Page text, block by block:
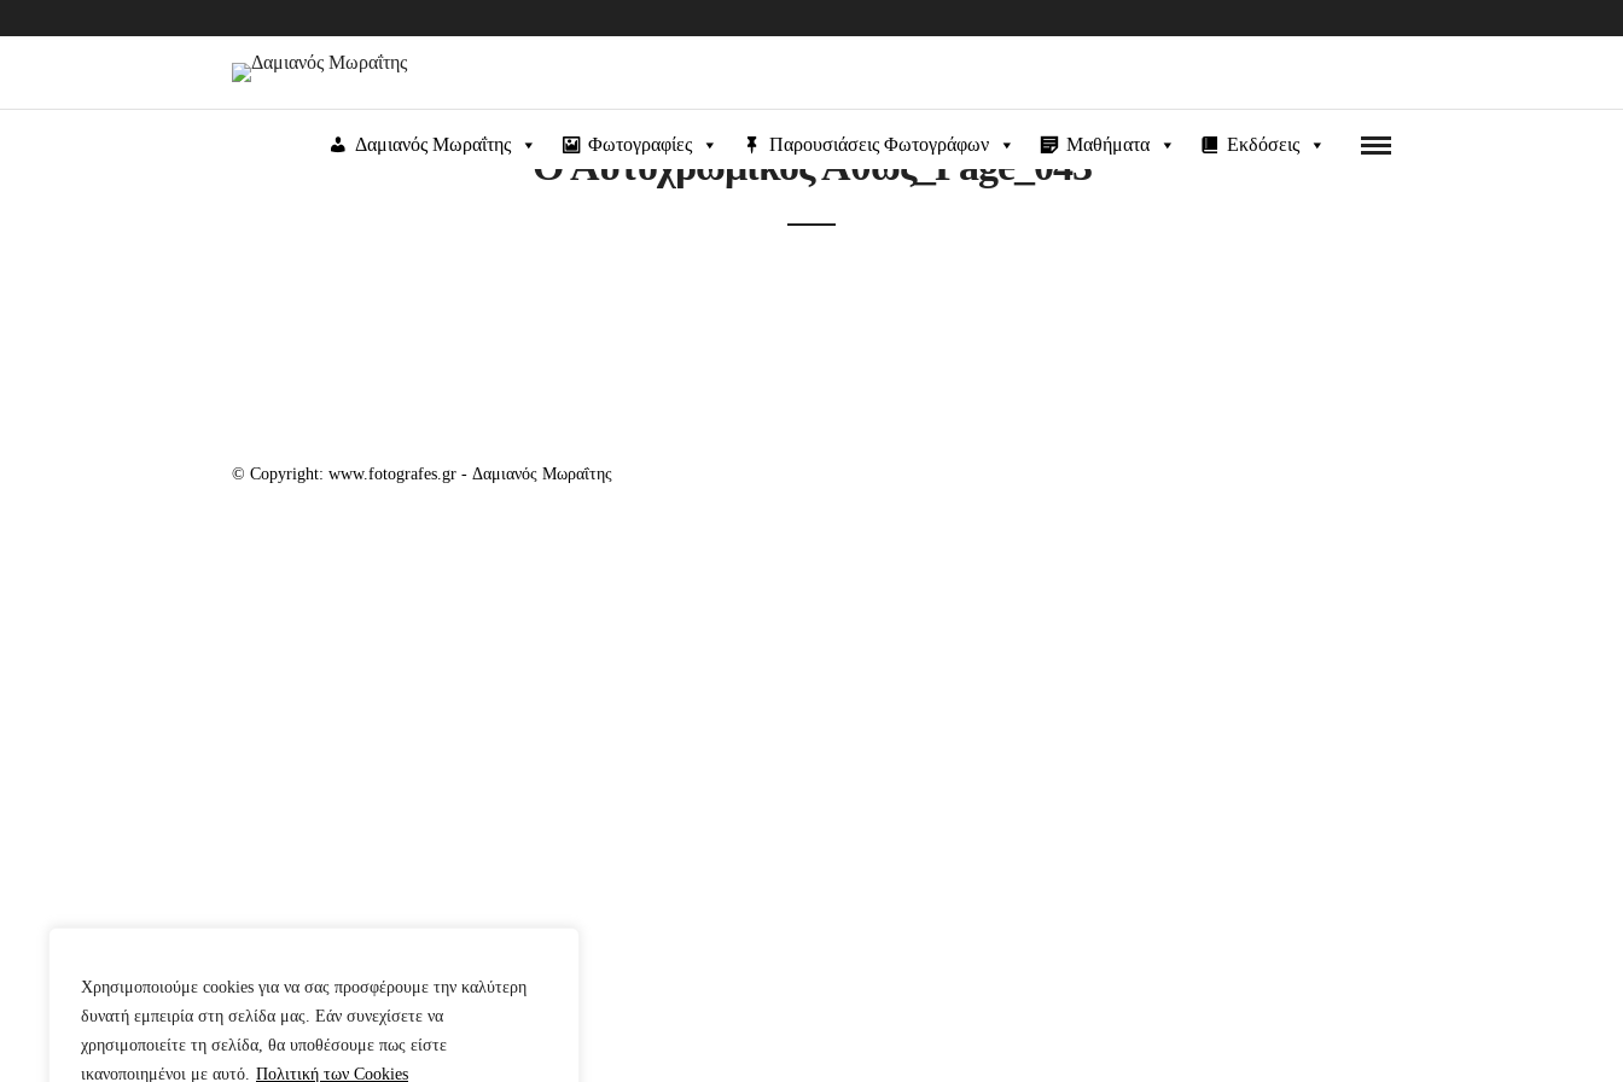
Χρησιμοποιούμε cookies για να σας προσφέρουμε την καλύτερη
δυνατή εμπειρία στη σελίδα μας. Εάν συνεχίσετε να
χρησιμοποιείτε τη σελίδα, θα υποθέσουμε πως είστε
ικανοποιημένοι με αυτό. Πολιτική των Cookies
Δαμιανός Μωραΐτης Φωτογραφίες Παρουσιάσεις Φωτογράφων Μαθήματα Εκδόσεις
Ο Αυτοχρωμικός Άθως_Page_043
© Copyright: www.fotografes.gr - Δαμιανός Μωραΐτης